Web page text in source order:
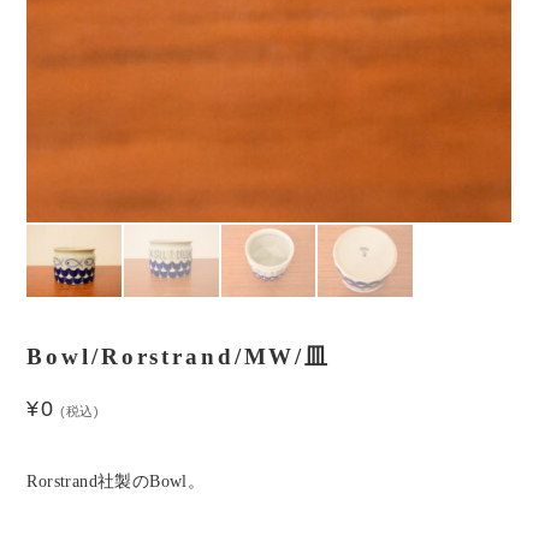
Bowl/Rorstrand/MW/皿
¥0 (税込)
Rorstrand社製のBowl。